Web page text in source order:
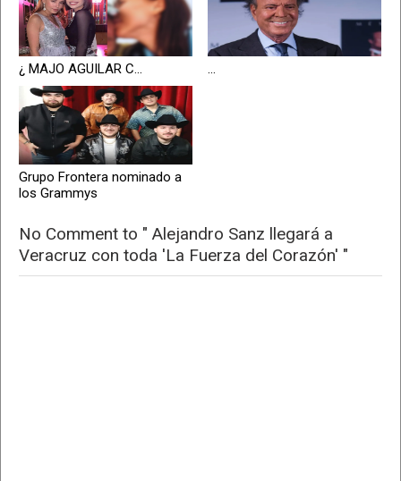
¿ MAJO AGUILAR C... ...
Grupo Frontera nominado a
los Grammys
No Comment to " Alejandro Sanz llegará a
Veracruz con toda 'La Fuerza del Corazón' "